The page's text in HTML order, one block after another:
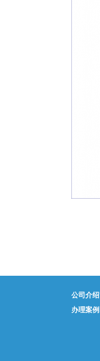
公司介绍
办理案例